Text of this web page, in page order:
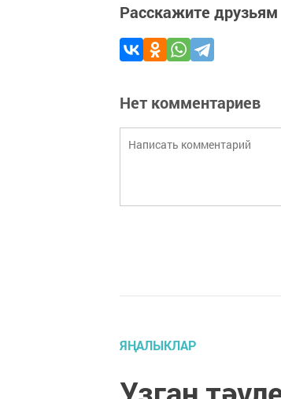
Расскажите друзьям
Нет комментариев
ЯҢАЛЫКЛАР